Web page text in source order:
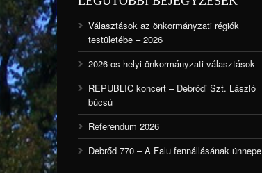
Választások az önkormányzati régiók
testületébe – 2026
2026-os helyi önkormányzati választások
REPUBLIC koncert – Debrődi Szt. László
búcsú
Referendum 2026
Debrőd 770 – A Falu fennállásának ünnepe